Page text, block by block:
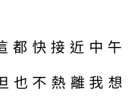
都快接近中午
不熱離我想